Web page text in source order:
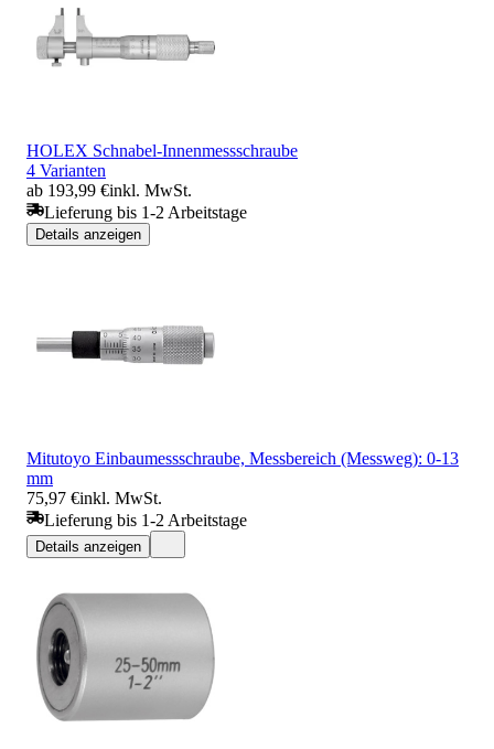
HOLEX Schnabel-Innenmessschraube
4 Varianten
ab 193,99 €inkl. MwSt.
Lieferung bis 1-2 Arbeitstage
Details anzeigen
Mitutoyo Einbaumessschraube, Messbereich (Messweg): 0-13
mm
75,97 €inkl. MwSt.
Lieferung bis 1-2 Arbeitstage
Details anzeigen